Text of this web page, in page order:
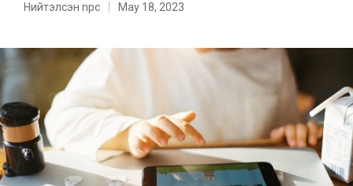
Нийтэлсэн
Нийтэлсэн npc May 18, 2023